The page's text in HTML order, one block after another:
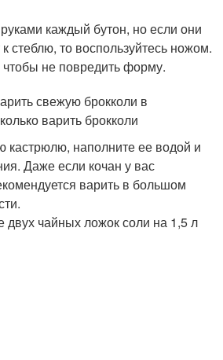
каждый бутон, но если они
стеблю, то воспользуйтесь ножом.
чтобы не повредить форму.
кастрюлю, наполните ее водой и
Даже если кочан у вас
варить в большом
двух чайных ложок соли на 1,5 л